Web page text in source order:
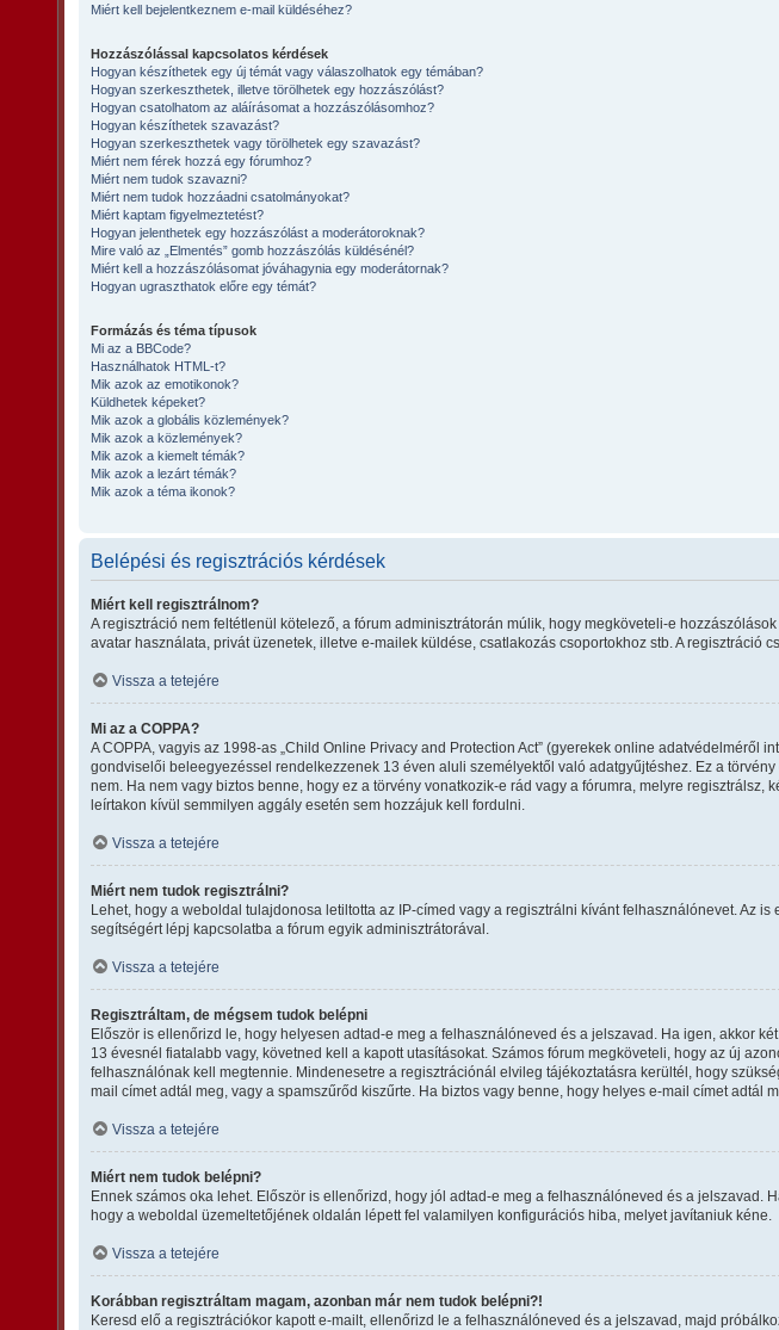
Miért kell bejelentkeznem e-mail küldéséhez?
Hozzászólással kapcsolatos kérdések
Hogyan készíthetek egy új témát vagy válaszolhatok egy témában?
Hogyan szerkeszthetek, illetve törölhetek egy hozzászólást?
Hogyan csatolhatom az aláírásomat a hozzászólásomhoz?
Hogyan készíthetek szavazást?
Hogyan szerkeszthetek vagy törölhetek egy szavazást?
Miért nem férek hozzá egy fórumhoz?
Miért nem tudok szavazni?
Miért nem tudok hozzáadni csatolmányokat?
Miért kaptam figyelmeztetést?
Hogyan jelenthetek egy hozzászólást a moderátoroknak?
Mire való az „Elmentés” gomb hozzászólás küldésénél?
Miért kell a hozzászólásomat jóváhagynia egy moderátornak?
Hogyan ugraszthatok előre egy témát?
Formázás és téma típusok
Mi az a BBCode?
Használhatok HTML-t?
Mik azok az emotikonok?
Küldhetek képeket?
Mik azok a globális közlemények?
Mik azok a közlemények?
Mik azok a kiemelt témák?
Mik azok a lezárt témák?
Mik azok a téma ikonok?
Belépési és regisztrációs kérdések
Miért kell regisztrálnom?
A regisztráció nem feltétlenül kötelező, a fórum adminisztrátorán múlik, hogy megköveteli-e
avatar használata, privát üzenetek, illetve e-mailek küldése, csatlakozás csoportokhoz stb. A
Vissza a tetejére
Mi az a COPPA?
A COPPA, vagyis az 1998-as „Child Online Privacy and Protection Act” (gyerekek online
gondviselői beleegyezéssel rendelkezzenek 13 éven aluli személyektől való adatgyűjtéshez. Ez a
nem. Ha nem vagy biztos benne, hogy ez a törvény vonatkozik-e rád vagy a fórumra, melyre
leírtakon kívül semmilyen aggály esetén sem hozzájuk kell fordulni.
Vissza a tetejére
Miért nem tudok regisztrálni?
Lehet, hogy a weboldal tulajdonosa letiltotta az IP-címed vagy a regisztrálni kívánt felhasználónevet. Az
segítségért lépj kapcsolatba a fórum egyik adminisztrátorával.
Vissza a tetejére
Regisztráltam, de mégsem tudok belépni
Először is ellenőrizd le, hogy helyesen adtad-e meg a felhasználóneved és a jelszavad. Ha igen, akkor
13 évesnél fiatalabb vagy, követned kell a kapott utasításokat. Számos fórum megköveteli, hogy az új
felhasználónak kell megtennie. Mindenesetre a regisztrációnál elvileg tájékoztatásra kerültél, hogy
mail címet adtál meg, vagy a spamszűrőd kiszűrte. Ha biztos vagy benne, hogy helyes e-mail címet adtál
Vissza a tetejére
Miért nem tudok belépni?
Ennek számos oka lehet. Először is ellenőrizd, hogy jól adtad-e meg a felhasználóneved és a
hogy a weboldal üzemeltetőjének oldalán lépett fel valamilyen konfigurációs hiba, melyet javítaniuk kéne.
Vissza a tetejére
Korábban regisztráltam magam, azonban már nem tudok belépni?!
Keresd elő a regisztrációkor kapott e-mailt, ellenőrizd le a felhasználóneved és a jelszavad, majd